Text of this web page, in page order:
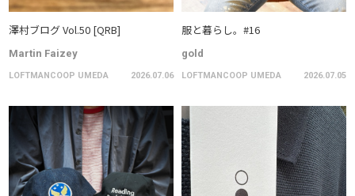
澤村ブログ Vol.50 [QRB]
Martin Faizey
LOFTMANCOOP UMEDA 2026.07.06
服と暮らし。#16
gold
LOFTMANCOOP UMEDA 2026.07.05